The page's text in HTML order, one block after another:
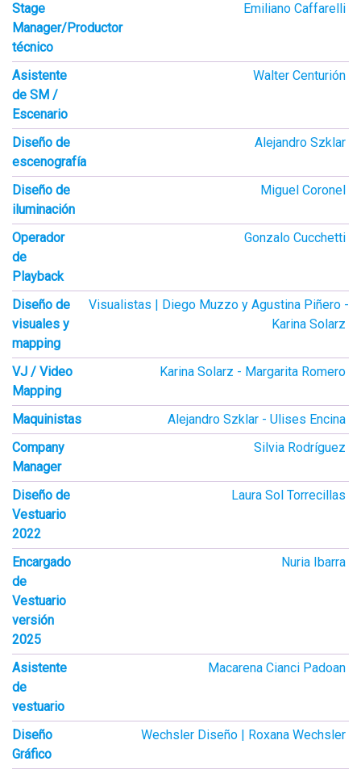
Stage
Manager/Productor
técnico
Emiliano Caffarelli
Asistente
de SM /
Escenario
Walter Centurión
Diseño de
escenografía
Alejandro Szklar
Diseño de
iluminación
Miguel Coronel
Operador
de
Playback
Gonzalo Cucchetti
Diseño de
visuales y
mapping
Visualistas | Diego Muzzo y Agustina Piñero
Karina Solarz
VJ / Video
Mapping
Karina Solarz Margarita Romero
Maquinistas Alejandro Szklar
Ulises Encina
Company
Manager
Silvia Rodríguez
Diseño de
Vestuario
2022
Laura Sol Torrecillas
Encargado
de
Vestuario
versión
2025
Nuria Ibarra
Asistente
de
vestuario
Macarena Cianci Padoan
Diseño
Gráfico
Wechsler Diseño | Roxana Wechsler